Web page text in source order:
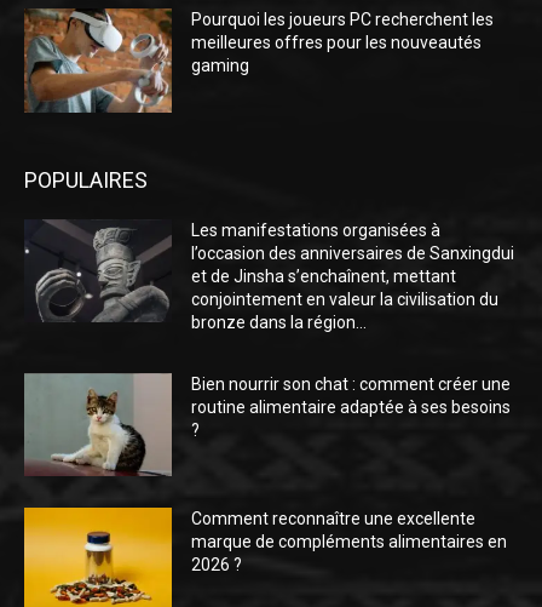
Pourquoi les joueurs PC recherchent les
meilleures offres pour les nouveautés
gaming
POPULAIRES
Les manifestations organisées à
l’occasion des anniversaires de Sanxingdui
et de Jinsha s’enchaînent, mettant
conjointement en valeur la civilisation du
bronze dans la région...
Bien nourrir son chat : comment créer une
routine alimentaire adaptée à ses besoins
?
Comment reconnaître une excellente
marque de compléments alimentaires en
2026 ?